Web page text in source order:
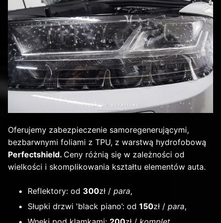
Oferujemy zabezpieczenie samoregenerującymi,
bezbarwnymi foliami z TPU, z warstwą hydrofobową
Perfectshield. Ceny różnią się w zależności od
wielkości i skomplikowania kształtu elementów auta.
Reflektory: od 300zł / para,
Słupki drzwi 'black piano’: od 150zł / para,